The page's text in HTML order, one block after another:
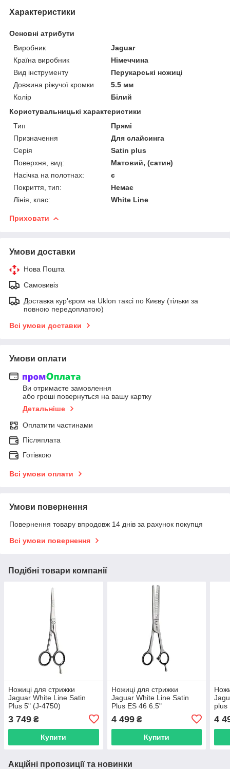
Характеристики
Основні атрибути
Виробник
Jaguar
Країна виробник
Німеччина
Вид інструменту
Перукарські ножиці
Довжина ріжучої кромки
5.5 мм
Колір
Білий
Користувальницькі характеристики
Тип
Прямі
Призначення
Для слайсинга
Серія
Satin plus
Поверхня, вид:
Матовий, (сатин)
Насічка на полотнах:
є
Покриття, тип:
Немає
Лінія, клас:
White Line
Приховати
Умови доставки
Нова Пошта
Самовивіз
Доставка кур'єром на Uklon таксі по Києву (тільки за
повною передоплатою)
Всі умови доставки
Умови оплати
Ви отримаєте замовлення
або гроші повернуться на вашу картку
Детальніше
Оплатити частинами
Післяплата
Готівкою
Всі умови оплати
Умови повернення
Повернення товару впродовж 14 днів за рахунок покупця
Всі умови повернення
Подібні товари компанії
Ножиці для стрижки
Jaguar White Line Satin
Plus 5" (J-4750)
3 749 ₴
Купити
Ножиці для стрижки
Jaguar White Line Satin
Plus ES 46 6.5"
4 499₴
Купити
plus
4
Акційні пропозиції та новинки